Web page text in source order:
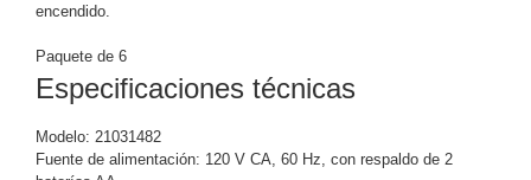
-
Analógicas
- TurboHD
/ CVI
encendido.
Paquete de 6
Especificaciones técnicas
Modelo: 21031482
Fuente de alimentación: 120 V CA, 60 Hz, con respaldo de 2